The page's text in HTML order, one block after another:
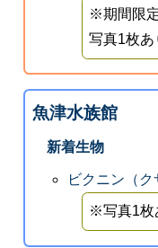
※期間限
写真1枚あ
魚津水族館
新着生物
ビクニン（ク
※写真1枚